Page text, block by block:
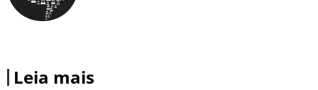
Leia mais